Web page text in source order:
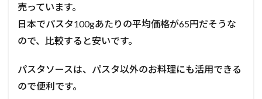
売っています。
日本でパスタ100gあたりの平均価格が65円だそうな
ので、比較すると安いです。
パスタソースは、パスタ以外のお料理にも活用できる
ので便利です。